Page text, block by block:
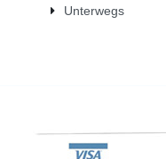
Unterwegs